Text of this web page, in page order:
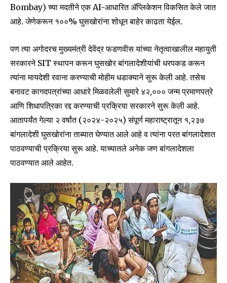
SUBSCRIBERS and be part of the
conversation.
To subscribe, simply enter your email address on our website
or click the subscribe button below. Don't worry, we respect
your privacy and won't spam your inbox. Your information is
safe with us.
Bombay) च्या मदतीने एक AI-आधारित ॲप्लिकेशन विकसित केले जात
आहे. जेणेकरून १००% घुसखोरांना शोधून बाहेर काढता येईल.
पण त्या अगोदरच मुख्यमंत्री देवेंद्र फडणवीस यांच्या नेतृत्वाखालील महायुती
सरकारने SIT स्थापन करून घुसखोर बांगलादेशीयांची धरपकड करून
त्यांना मायदेशी रवाना करण्याची मोहीम धडाक्याने सुरू केली आहे. तसेच
बनावट कागदपत्रांच्या आधारे मिळवलेली सुमारे ४२,००० जन्म प्रमाणपत्रे
आणि शिधापत्रिका रद्द करण्याची प्रक्रिया सरकारने सुरू केली आहे.
आतापर्यंत गेल्या २ वर्षांत (२०२४-२०२५) संपूर्ण महाराष्ट्रातून १,२३७
बांगलादेशी घुसखोरांना ताब्यात घेण्यात आले आहे व त्यांना परत बांगलादेशात
पाठवण्याची प्रक्रिया सुरू आहे. याच्यातले अनेक जण बांगलादेशला
पाठवण्यात आले आहेत.